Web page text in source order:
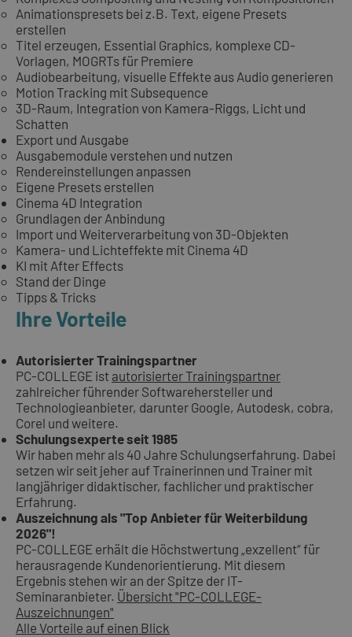
Animationspresets bei z.B. Text, eigene Presets
erstellen
Titel erzeugen, Essential Graphics, komplexe CD-
Vorlagen, MOGRTs für Premiere
Audiobearbeitung, visuelle Effekte aus Audio generieren
Motion Tracking mit Subsequence
3D-Raum, Integration von Kamera-Riggs, Licht und
Schatten
Export und Ausgabe
Ausgabemodule verstehen und nutzen
Rendereinstellungen anpassen
Eigene Presets erstellen
Cinema 4D Integration
Grundlagen der Anbindung
Import und Weiterverarbeitung von 3D-Objekten
Kamera- und Lichteffekte mit Cinema 4D
KI mit After Effects
Stand der Dinge
Tipps & Tricks
Ihre Vorteile
Autorisierter Trainingspartner
PC-COLLEGE ist autorisierter Trainingspartner
zahlreicher führender Softwarehersteller und
Technologieanbieter, darunter Google, Autodesk, cobra,
Corel und weitere.
Schulungsexperte seit 1985
Wir haben mehr als 40 Jahre Schulungserfahrung. Dabei
setzen wir seit jeher auf Trainerinnen und Trainer mit
langjähriger didaktischer, fachlicher und praktischer
Erfahrung.
Auszeichnung als "Top Anbieter für Weiterbildung
2026"!
PC-COLLEGE erhält die Höchstwertung „exzellent“ für
herausragende Kundenorientierung. Mit diesem
Ergebnis stehen wir an der Spitze der IT-
Seminaranbieter. Übersicht "PC-COLLEGE-
Auszeichnungen"
Alle Vorteile auf einen Blick